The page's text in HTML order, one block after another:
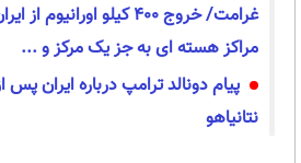
غرامت/ خروج ۴۰۰ کیلو
مراکز هسته ای به جز یک مرکز و ...
پیام دونالد ترامپ درباره ایران پس
نتانیاهو